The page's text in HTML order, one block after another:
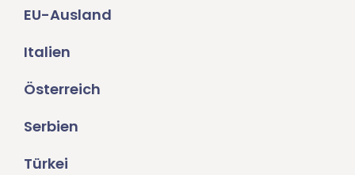
EU-Ausland
Italien
Österreich
Serbien
Türkei